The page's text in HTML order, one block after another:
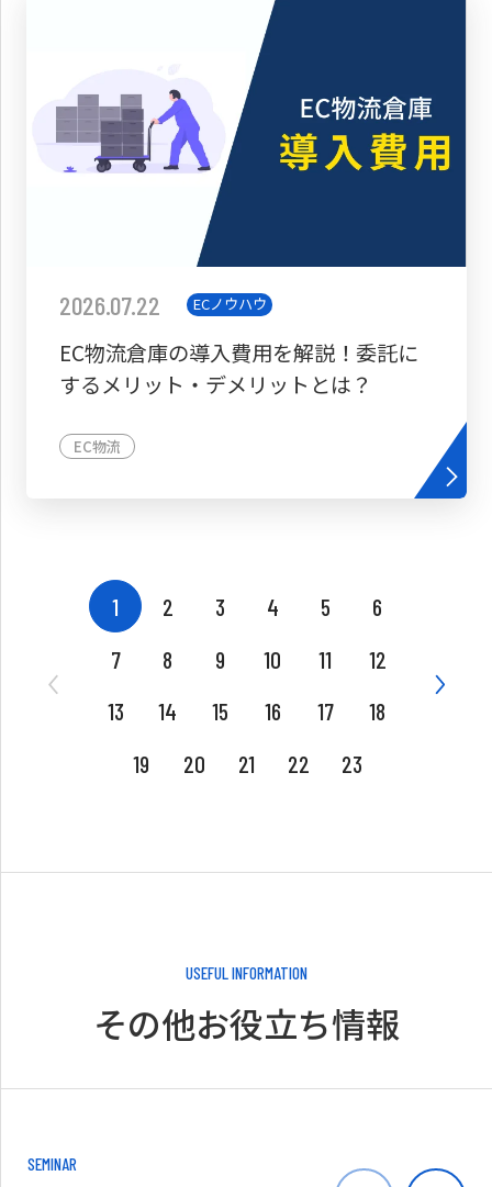
2026.07.22 ECノウハウ
EC物流倉庫の導入費用を解説！委託に
するメリット・デメリットとは？
EC物流
1 2 3 4 5
6
7
8 9 10 11
12
13
14 15 16 17
18
19
20 21 22 23
USEFUL INFORMATION
その他お役立ち情報
SEMINAR